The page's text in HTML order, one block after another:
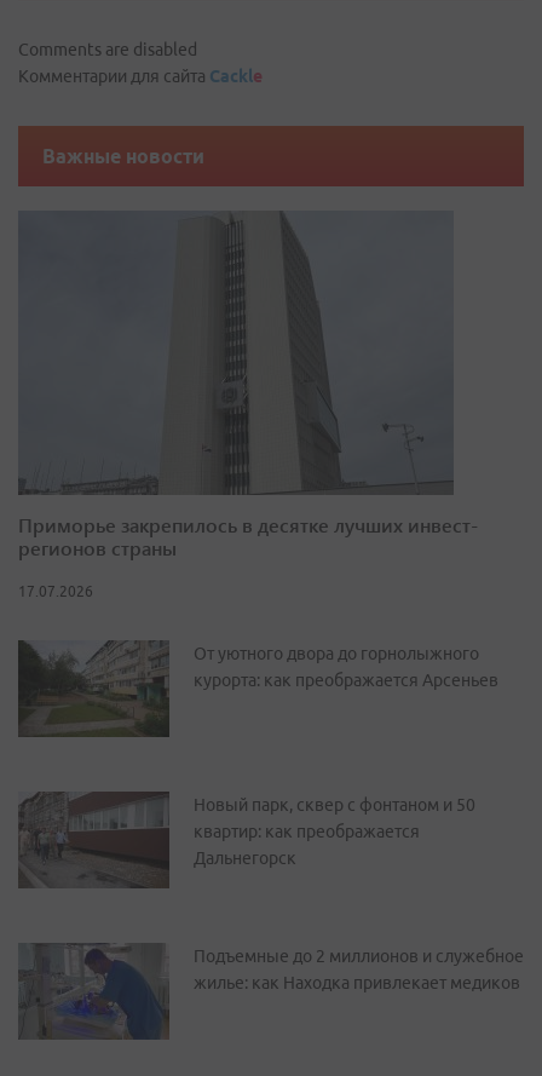
Comments are disabled
Комментарии для сайта Cackle
Важные новости
Приморье закрепилось в десятке лучших инвест-
регионов страны
17.07.2026
От уютного двора до горнолыжного
курорта: как преображается Арсеньев
Новый парк, сквер с фонтаном и 50
квартир: как преображается
Дальнегорск
Подъемные до 2 миллионов и служебное
жилье: как Находка привлекает медиков